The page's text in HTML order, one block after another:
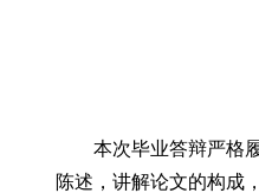
本次毕业答辩严格
陈述，讲解论文的构成